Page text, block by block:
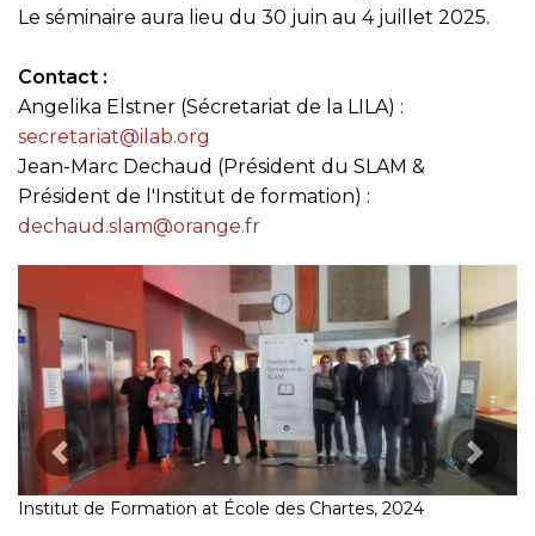
Le séminaire aura lieu du 30 juin au 4 juillet 2025.
Contact :
Angelika Elstner (Sécretariat de la LILA) :
secretariat@ilab.org
Jean-Marc Dechaud (Président du SLAM &
Président de l'Institut de formation) :
dechaud.slam@orange.fr
Previous Image Next